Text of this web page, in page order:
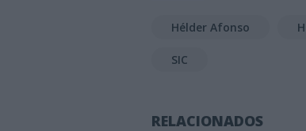
Hélder Afonso
SIC
RELACIONADOS